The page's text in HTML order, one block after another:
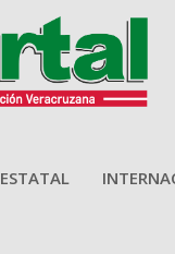
ESTATAL